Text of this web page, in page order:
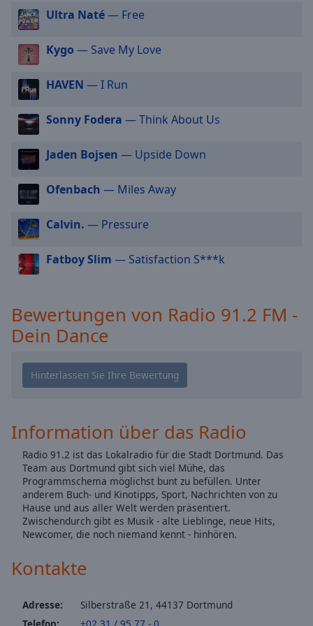
cancel
and
close
window.
Color
Opacity
Text
Background
Color
Opacity
Caption
Area
Background
Color
Font
Edge
Style
Font
Ultra Naté— Free
Kygo — Save My Love
HAVEN — I Run
Sonny Fodera — Think About Us
Jaden Bojsen — Upside Down
Ofenbach — Miles Away
Calvin. — Pressure
Fatboy Slim — Satisfaction S***k
Bewertungen von Radio 91.2 FM -
Dein Dance
Information über das Radio
Radio 91.2 ist das Lokalradio für die Stadt Dortmund. Das
Team aus Dortmund gibt sich viel Mühe, das
Programmschema möglichst bunt zu befüllen. Unter
anderem Buch- und Kinotipps, Sport, Nachrichten von zu
Hause und aus aller Welt werden präsentiert.
Zwischendurch gibt es Musik - alte Lieblinge, neue Hits,
Newcomer, die noch niemand kennt - hinhören.
Kontakte
Adresse:
Silberstraße 21, 44137 Dortmund